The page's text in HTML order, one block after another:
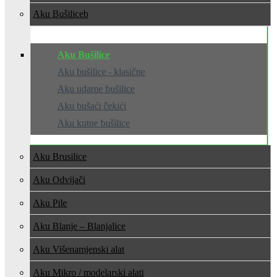
Aku Bušilice
Aku Bušilice
Aku bušilice - klasične
Aku udarne bušilice
Aku bušaći čekići
Aku kutne bušilice
Aku Brusilice
Aku Odvijači
Aku Pile
Aku Blanje – Blanjalice
Aku Višenamjenski alat
Aku Mikro / modelarski alati